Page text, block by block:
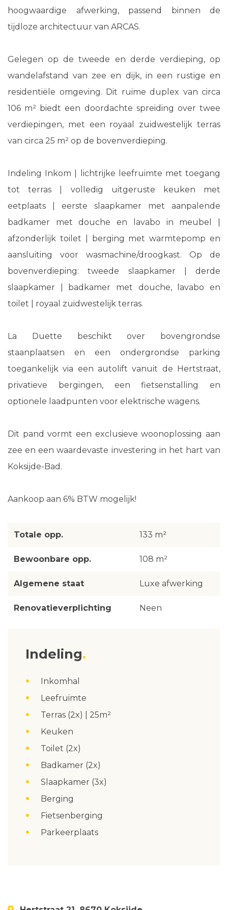
hoogwaardige afwerking, passend binnen de
tijdloze architectuur van ARCAS.
Gelegen op de tweede en derde verdieping, op
wandelafstand van zee en dijk, in een rustige en
residentiële omgeving. Dit ruime duplex van circa
106 m² biedt een doordachte spreiding over twee
verdiepingen, met een royaal zuidwestelijk terras
van circa 25 m² op de bovenverdieping.
Indeling Inkom | lichtrijke leefruimte met toegang
tot terras | volledig uitgeruste keuken met
eetplaats | eerste slaapkamer met aanpalende
badkamer met douche en lavabo in meubel |
afzonderlijk toilet | berging met warmtepomp en
aansluiting voor wasmachine/droogkast. Op de
bovenverdieping: tweede slaapkamer | derde
slaapkamer | badkamer met douche, lavabo en
toilet | royaal zuidwestelijk terras.
La Duette beschikt over bovengrondse
staanplaatsen en een ondergrondse parking
toegankelijk via een autolift vanuit de Hertstraat,
privatieve bergingen, een fietsenstalling en
optionele laadpunten voor elektrische wagens.
Dit pand vormt een exclusieve woonoplossing aan
zee en een waardevaste investering in het hart van
Koksijde-Bad.
Aankoop aan 6% BTW mogelijk!
Totale opp. 133 m²
Bewoonbare opp. 108 m²
Algemene staat Luxe afwerking
Renovatieverplichting Neen
Indeling
Inkomhal
Leefruimte
Terras (2x) | 25m²
Keuken
Toilet (2x)
Badkamer (2x)
Slaapkamer (3x)
Berging
Fietsenberging
Parkeerplaats